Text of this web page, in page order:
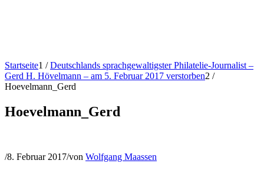
Startseite1 / Deutschlands sprachgewaltigster Philatelie-Journalist –
Gerd H. Hövelmann – am 5. Februar 2017 verstorben2 /
Hoevelmann_Gerd
Hoevelmann_Gerd
/8. Februar 2017/von Wolfgang Maassen